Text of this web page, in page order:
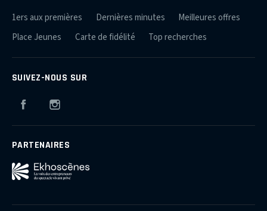
1ers aux premières Dernières minutes
Meilleures offres
Place Jeunes
Carte de fidélité Top recherches
SUIVEZ-NOUS SUR
Facebook
PARTENAIRES